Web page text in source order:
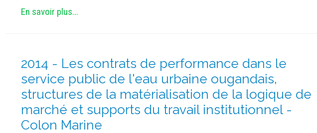
En savoir plus...
2014 - Les contrats de performance dans le
service public de l'eau urbaine ougandais,
structures de la matérialisation de la logique de
marché et supports du travail institutionnel -
Colon Marine